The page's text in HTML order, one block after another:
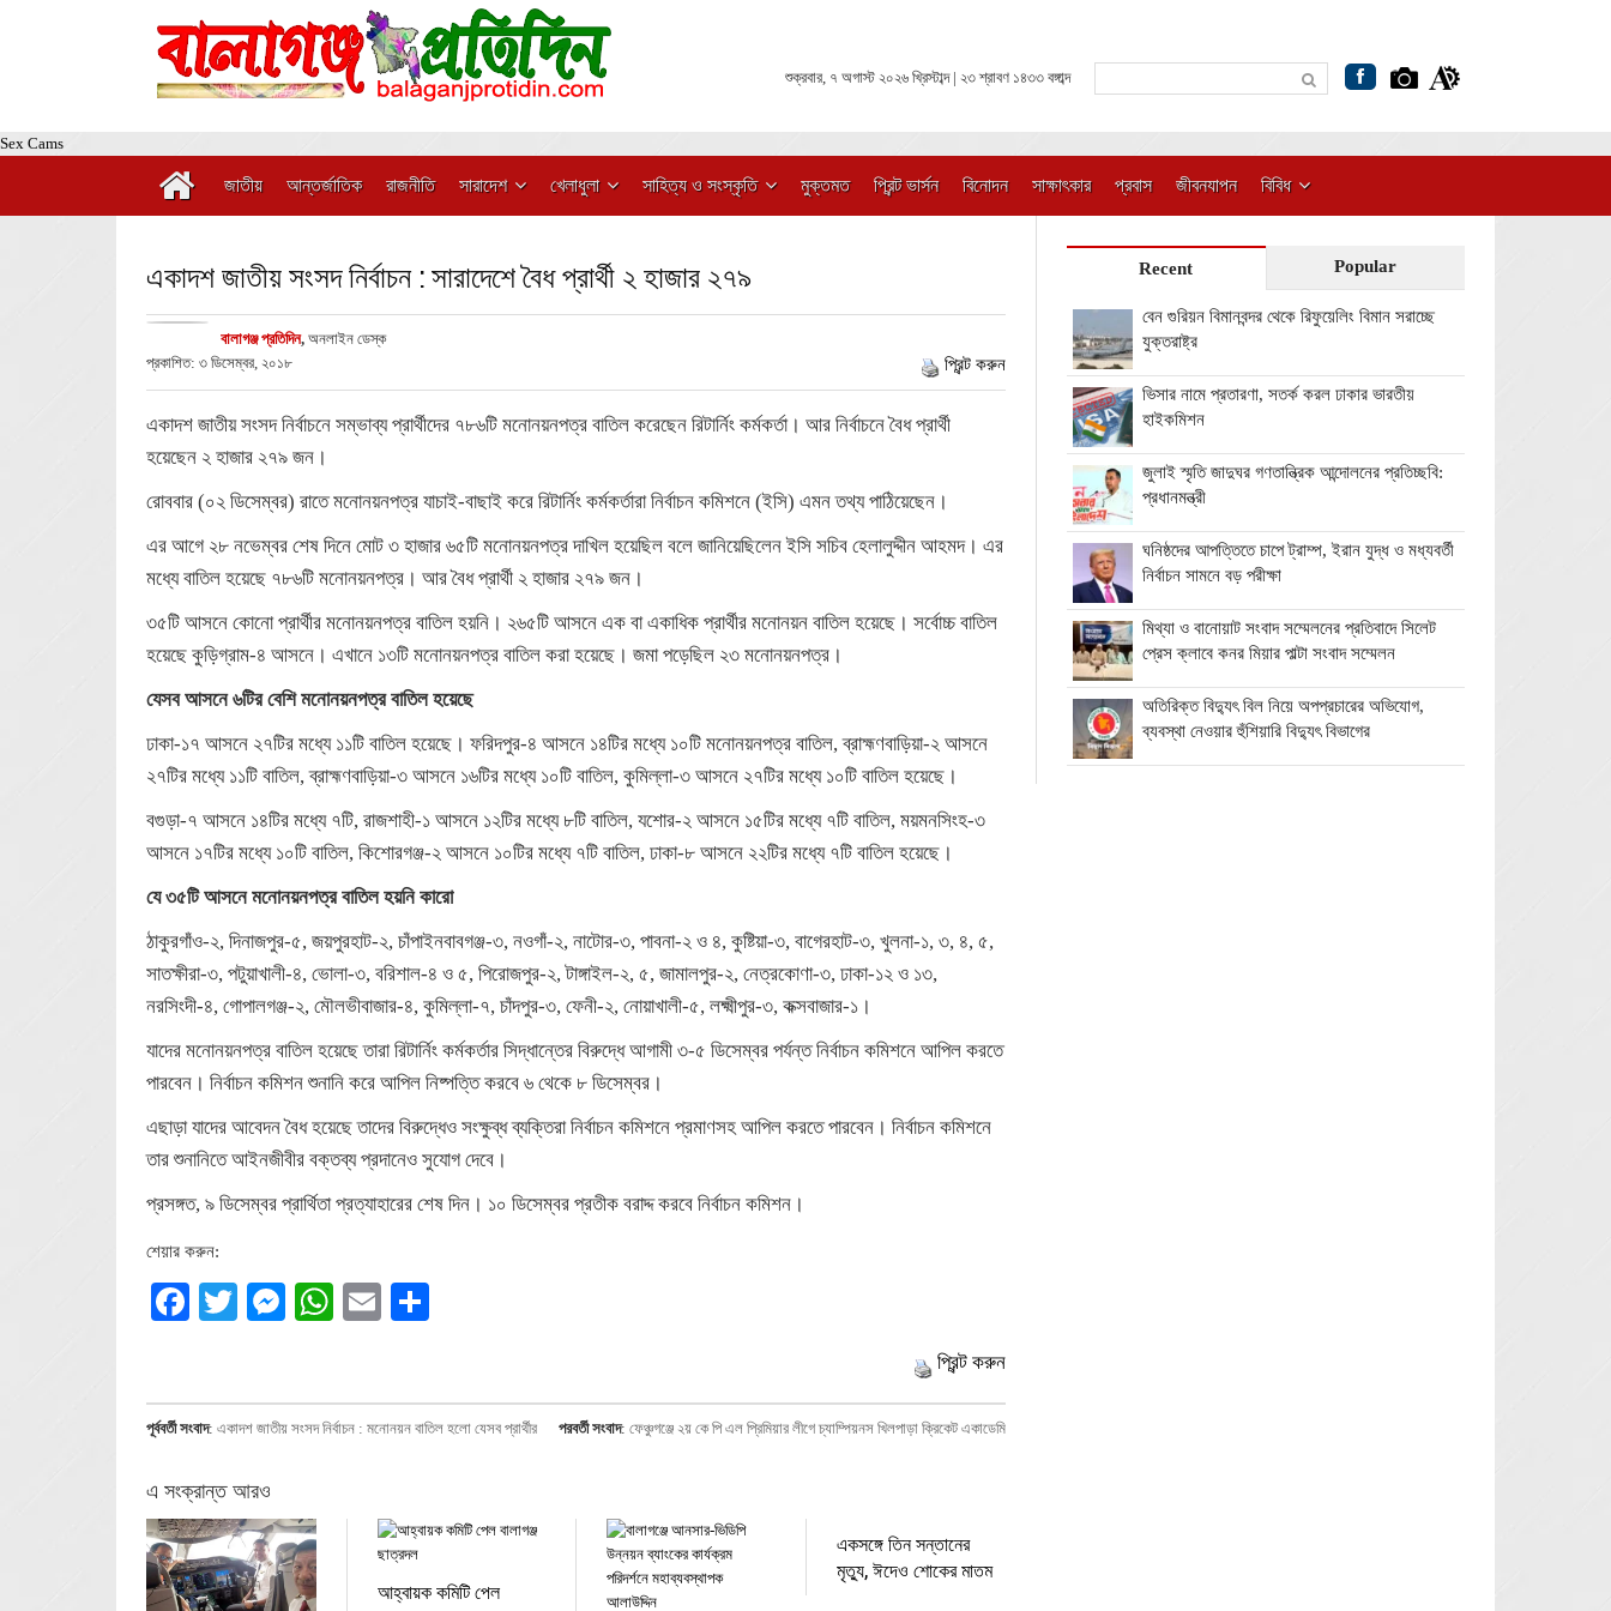
শুক্রবার, ৭ অগাস্ট ২০২৬ খ্রিস্টাব্দ | ২৩ শ্রাবণ ১৪৩৩ বঙ্গাব্দ
Sex Cams
জাতীয় আন্তর্জাতিক রাজনীতি সারাদেশ খেলাধুলা সাহিত্য ও সংস্কৃতি মুক্তমত প্রিন্ট ভার্সন বিনোদন সাক্ষাৎকার প্রবাস জীবনযাপন বিবিধ
একাদশ জাতীয় সংসদ নির্বাচন : সারাদেশে বৈধ প্রার্থী ২ হাজার ২৭৯
বালাগঞ্জ প্রতিদিন, অনলাইন ডেস্ক
প্রকাশিত: ৩ ডিসেম্বর, ২০১৮
প্রিন্ট করুন
একাদশ জাতীয় সংসদ নির্বাচনে সম্ভাব্য প্রার্থীদের ৭৮৬টি মনোনয়নপত্র বাতিল করেছেন রিটার্নিং কর্মকর্তা। আর নির্বাচনে বৈধ প্রার্থী
হয়েছেন ২ হাজার ২৭৯ জন।
রোববার (০২ ডিসেম্বর) রাতে মনোনয়নপত্র যাচাই-বাছাই করে রিটার্নিং কর্মকর্তারা নির্বাচন কমিশনে (ইসি) এমন তথ্য পাঠিয়েছেন।
এর আগে ২৮ নভেম্বর শেষ দিনে মোট ৩ হাজার ৬৫টি মনোনয়নপত্র দাখিল হয়েছিল বলে জানিয়েছিলেন ইসি সচিব হেলালুদ্দীন আহমদ। এর
মধ্যে বাতিল হয়েছে ৭৮৬টি মনোনয়নপত্র। আর বৈধ প্রার্থী ২ হাজার ২৭৯ জন।
৩৫টি আসনে কোনো প্রার্থীর মনোনয়নপত্র বাতিল হয়নি। ২৬৫টি আসনে এক বা একাধিক প্রার্থীর মনোনয়ন বাতিল হয়েছে। সর্বোচ্চ বাতিল
হয়েছে কুড়িগ্রাম-৪ আসনে। এখানে ১৩টি মনোনয়নপত্র বাতিল করা হয়েছে। জমা পড়েছিল ২৩ মনোনয়নপত্র।
যেসব আসনে ৬টির বেশি মনোনয়নপত্র বাতিল হয়েছে
ঢাকা-১৭ আসনে ২৭টির মধ্যে ১১টি বাতিল হয়েছে। ফরিদপুর-৪ আসনে ১৪টির মধ্যে ১০টি মনোনয়নপত্র বাতিল, ব্রাহ্মণবাড়িয়া-২ আসনে
২৭টির মধ্যে ১১টি বাতিল, ব্রাহ্মণবাড়িয়া-৩ আসনে ১৬টির মধ্যে ১০টি বাতিল, কুমিল্লা-৩ আসনে ২৭টির মধ্যে ১০টি বাতিল হয়েছে।
বগুড়া-৭ আসনে ১৪টির মধ্যে ৭টি, রাজশাহী-১ আসনে ১২টির মধ্যে ৮টি বাতিল, যশোর-২ আসনে ১৫টির মধ্যে ৭টি বাতিল, ময়মনসিংহ-৩
আসনে ১৭টির মধ্যে ১০টি বাতিল, কিশোরগঞ্জ-২ আসনে ১০টির মধ্যে ৭টি বাতিল, ঢাকা-৮ আসনে ২২টির মধ্যে ৭টি বাতিল হয়েছে।
যে ৩৫টি আসনে মনোনয়নপত্র বাতিল হয়নি কারো
ঠাকুরগাঁও-২, দিনাজপুর-৫, জয়পুরহাট-২, চাঁপাইনবাবগঞ্জ-৩, নওগাঁ-২, নাটোর-৩, পাবনা-২ ও ৪, কুষ্টিয়া-৩, বাগেরহাট-৩, খুলনা-১, ৩, ৪, ৫,
সাতক্ষীরা-৩, পটুয়াখালী-৪, ভোলা-৩, বরিশাল-৪ ও ৫, পিরোজপুর-২, টাঙ্গাইল-২, ৫, জামালপুর-২, নেত্রকোণা-৩, ঢাকা-১২ ও ১৩,
নরসিংদী-৪, গোপালগঞ্জ-২, মৌলভীবাজার-৪, কুমিল্লা-৭, চাঁদপুর-৩, ফেনী-২, নোয়াখালী-৫, লক্ষ্মীপুর-৩, কক্সবাজার-১।
যাদের মনোনয়নপত্র বাতিল হয়েছে তারা রিটার্নিং কর্মকর্তার সিদ্ধান্তের বিরুদ্ধে আগামী ৩-৫ ডিসেম্বর পর্যন্ত নির্বাচন কমিশনে আপিল করতে
পারবেন। নির্বাচন কমিশন শুনানি করে আপিল নিষ্পত্তি করবে ৬ থেকে ৮ ডিসেম্বর।
এছাড়া যাদের আবেদন বৈধ হয়েছে তাদের বিরুদ্ধেও সংক্ষুব্ধ ব্যক্তিরা নির্বাচন কমিশনে প্রমাণসহ আপিল করতে পারবেন। নির্বাচন কমিশনে
তার শুনানিতে আইনজীবীর বক্তব্য প্রদানেও সুযোগ দেবে।
প্রসঙ্গত, ৯ ডিসেম্বর প্রার্থিতা প্রত্যাহারের শেষ দিন। ১০ ডিসেম্বর প্রতীক বরাদ্দ করবে নির্বাচন কমিশন।
শেয়ার করুন:
Facebook
TwitterMessenger
WhatsApp
Email
প্রিন্ট করুন
পূর্ববর্তী সংবাদ: একাদশ জাতীয় সংসদ নির্বাচন : মনোনয়ন বাতিল হলো যেসব প্রার্থীর পরবর্তী সংবাদ: ফেঞ্চুগঞ্জে ২য় কে পি এল প্রিমিয়ার লীগে চ্যাম্পিয়নস খিলপাড়া ক্রিকেট একাডেমি
এ সংক্রান্ত আরও
আহ্বায়ক কমিটি পেল
একসঙ্গে তিন সন্তানের
মৃত্যু, ঈদেও শোকের মাতম
Recent Popular
বেন গুরিয়ন বিমানবন্দর থেকে রিফুয়েলিং বিমান সরাচ্ছে
যুক্তরাষ্ট্র
ভিসার নামে প্রতারণা, সতর্ক করল ঢাকার ভারতীয়
হাইকমিশন
জুলাই স্মৃতি জাদুঘর গণতান্ত্রিক আন্দোলনের প্রতিচ্ছবি:
প্রধানমন্ত্রী
ঘনিষ্ঠদের আপত্তিতে চাপে ট্রাম্প, ইরান যুদ্ধ ও মধ্যবর্তী
নির্বাচন সামনে বড় পরীক্ষা
মিথ্যা ও বানোয়াট সংবাদ সম্মেলনের প্রতিবাদে সিলেট
প্রেস ক্লাবে কনর মিয়ার পাল্টা সংবাদ সম্মেলন
অতিরিক্ত বিদ্যুৎ বিল নিয়ে অপপ্রচারের অভিযোগ,
ব্যবস্থা নেওয়ার হুঁশিয়ারি বিদ্যুৎ বিভাগের